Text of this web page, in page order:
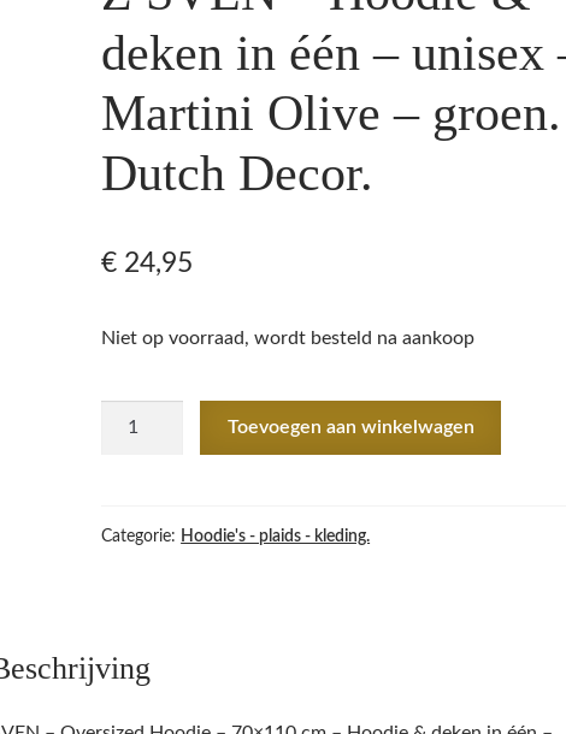
deken in één – unisex
Martini Olive – groen.
Dutch Decor.
€ 24,95
Niet op voorraad, wordt besteld na aankoop
&
unisex
Toevoegen aan winkelwagen
Categorie: Hoodie's - plaids - kleding.